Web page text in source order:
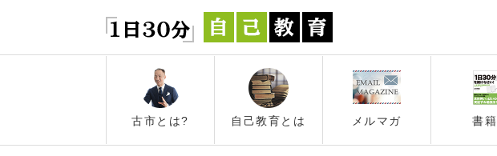
古市とは? 自己教育とは メルマガ 書籍